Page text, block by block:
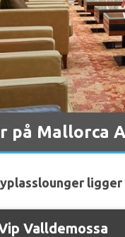
på Mallorca
Valldemossa